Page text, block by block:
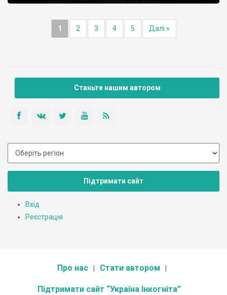
1 2 3 4 5 Далі »
Станьте нашим автором
Підтримати сайт
Вхід
Реєстрація
Про нас Стати автором
Підтримати сайт “Україна Інкогніта”